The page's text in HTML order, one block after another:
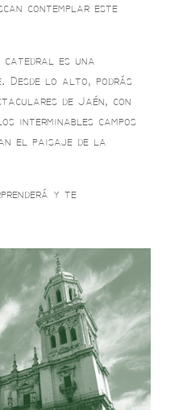
contemplar este
es una
Desde lo alto, podrás
de Jaén, con
interminables campos
el paisaje de la
y te